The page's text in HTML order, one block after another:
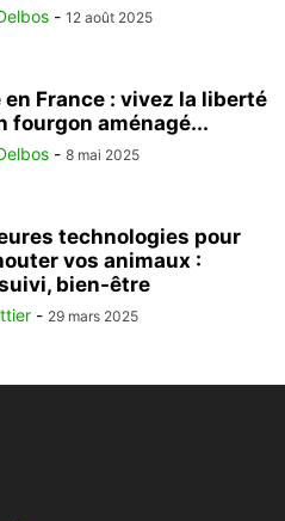
- 12 août 2025
France : vivez la liberté
fourgon aménagé...
- 8 mai 2025
technologies pour
vos animaux :
bien-être
- 29 mars 2025